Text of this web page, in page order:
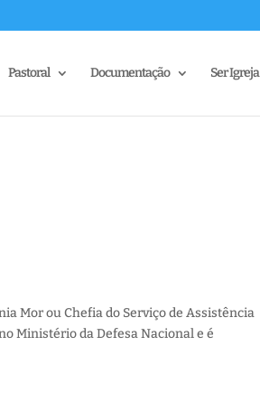
Pastoral Documentação Ser Igreja
Mor ou Chefia do Serviço de Assistência
Ministério da Defesa Nacional e é